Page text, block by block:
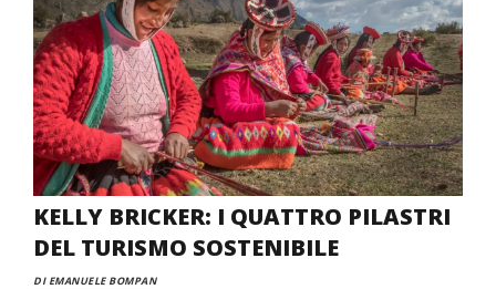
KELLY BRICKER: I QUATTRO PILASTRI
DEL TURISMO SOSTENIBILE
DI EMANUELE BOMPAN